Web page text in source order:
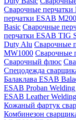
Сварочные
перчатки ESAB
Basic Сварочные
перчатки ESAB TIG
Duty Alu Сварочные
MW1000 Сварочные
Сварочный флюс
Спецодежда
Балаклава ESAB
ESAB Proban Welding
ESAB Leather
Кожаный фартук
Комбинезон